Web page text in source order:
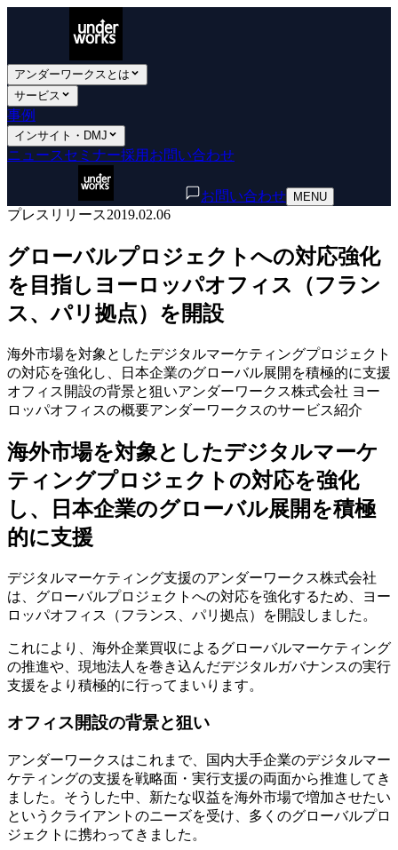
アンダーワークスとは
サービス
事例
インサイト・DMJ
ニュース セミナー採用 お問い合わせ
お問い合わせ MENU
プレスリリース2019.02.06
グローバルプロジェクトへの対応強化
を目指しヨーロッパオフィス（フラン
ス、パリ拠点）を開設
海外市場を対象としたデジタルマーケティングプロジェクト
の対応を強化し、日本企業のグローバル展開を積極的に支援
オフィス開設の背景と狙いアンダーワークス株式会社 ヨー
ロッパオフィスの概要アンダーワークスのサービス紹介
海外市場を対象としたデジタルマーケ
ティングプロジェクトの対応を強化
し、日本企業のグローバル展開を積極
的に支援
デジタルマーケティング支援のアンダーワークス株式会社
は、グローバルプロジェクトへの対応を強化するため、ヨー
ロッパオフィス（フランス、パリ拠点）を開設しました。
これにより、海外企業買収によるグローバルマーケティング
の推進や、現地法人を巻き込んだデジタルガバナンスの実行
支援をより積極的に行ってまいります。
オフィス開設の背景と狙い
アンダーワークスはこれまで、国内大手企業のデジタルマー
ケティングの支援を戦略面・実行支援の両面から推進してき
ました。そうした中、新たな収益を海外市場で増加させたい
というクライアントのニーズを受け、多くのグローバルプロ
ジェクトに携わってきました。